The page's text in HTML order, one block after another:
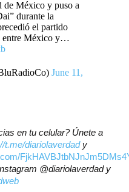
de México y puso a
durante la
el partido
entre México y…
June 11,
en tu celular? Únete a
t.me/diariolaverdady
@diariolaverdad y